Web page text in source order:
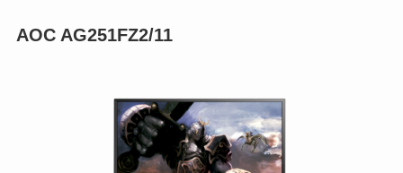
AOC AG251FZ2/11